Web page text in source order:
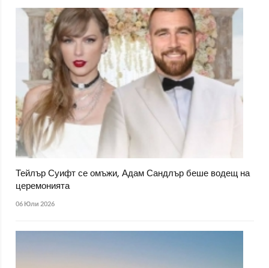
Тейлър Суифт се омъжи, Адам Сандлър беше водещ на
церемонията
06 Юли 2026